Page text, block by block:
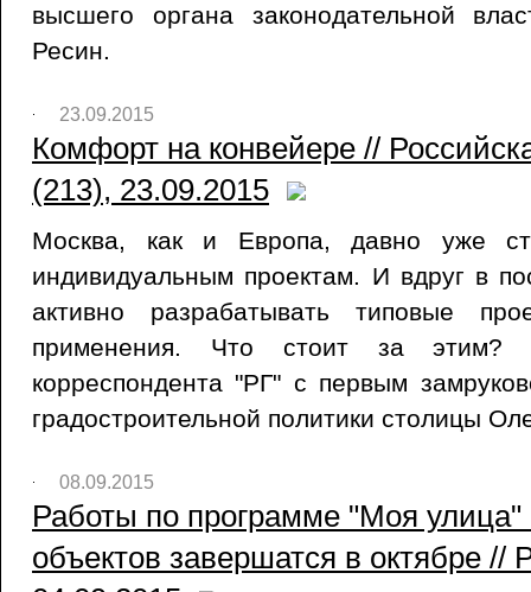
высшего органа законодательной
Ресин.
23.09.2015
Комфорт на конвейере //
(213), 23.09.2015
Москва, как и Европа, давно уже
индивидуальным проектам. И вдруг в
активно разрабатывать типовые
применения. Что стоит за
корреспондента "РГ" с первым
градостроительной политики столицы
08.09.2015
Работы по программе "Моя
объектов завершатся в октябре //